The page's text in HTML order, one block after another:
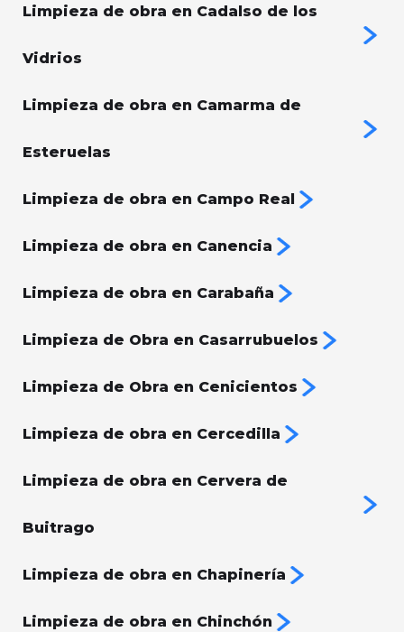
Limpieza de obra en Cadalso de los
Vidrios
Limpieza de obra en Camarma de
Esteruelas
Limpieza de obra en Campo Real
Limpieza de obra en Canencia
Limpieza de obra en Carabaña
Limpieza de Obra en Casarrubuelos
Limpieza de Obra en Cenicientos
Limpieza de obra en Cercedilla
Limpieza de obra en Cervera de
Buitrago
Limpieza de obra en Chapinería
Limpieza de obra en Chinchón